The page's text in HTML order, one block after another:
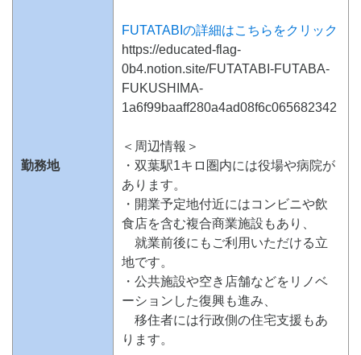
勤務地
FUTATABIの詳細はこちらをクリック
https://educated-flag-
0b4.notion.site/FUTATABI-FUTABA-
FUKUSHIMA-
1a6f99baaff280a4ad08f6c065682342
＜周辺情報＞
・双葉駅1キロ圏内には役場や病院が
あります。
・開業予定地付近にはコンビニや飲
食店を含む複合商業施設もあり、
就業前後にもご利用いただける立
地です。
・公共施設や空き店舗などをリノベ
ーションした復興も進み、
移住者には行政側の住宅支援もあ
ります。